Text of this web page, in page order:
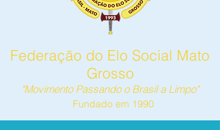
Federação do Elo Social Mato
Grosso
"Movimento Passando o Brasil a Limpo"
Fundado em 1990